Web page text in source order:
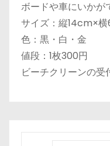
ボードや車にいかが
サイズ：縦14cm×
色：黒・白・金
値段：1枚300円
ビーチクリーンの受